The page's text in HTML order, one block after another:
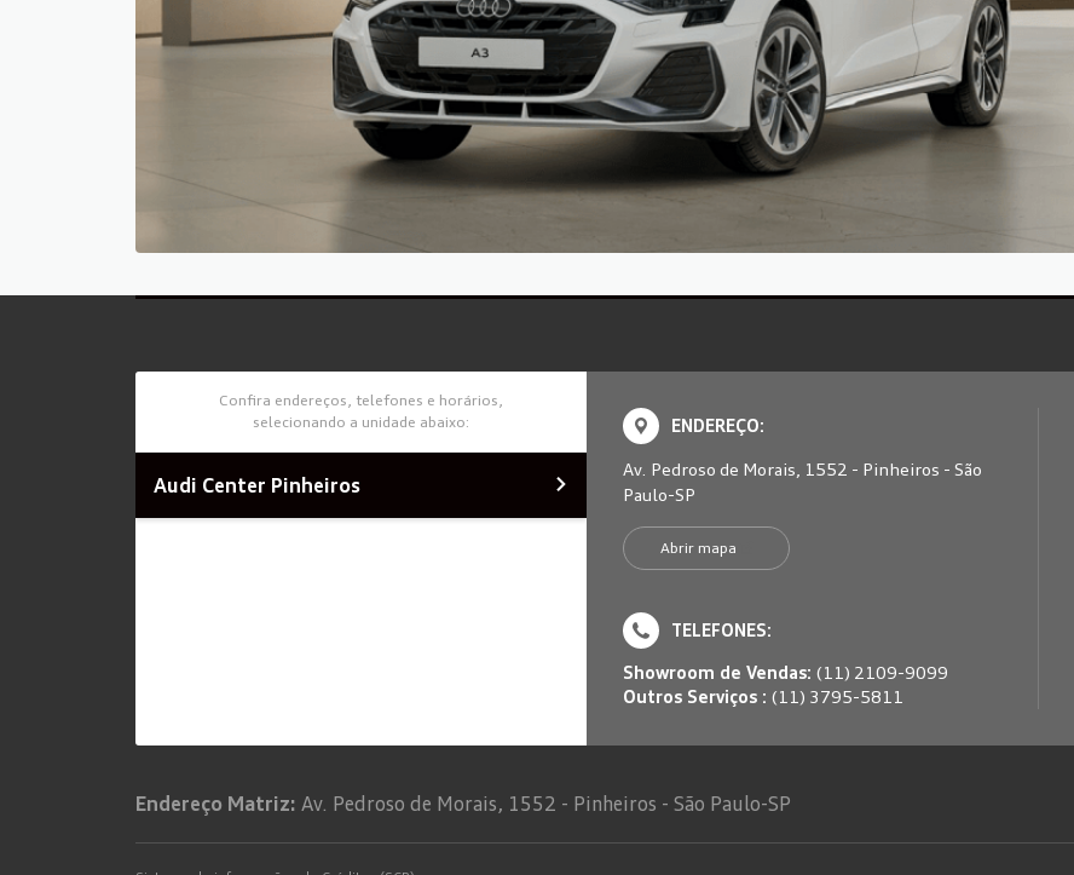
Confira endereços, telefones e horários,
selecionando a unidade abaixo:
Audi Center Pinheiros
ENDEREÇO:
Av. Pedroso de Morais, 1552 - Pinheiros - São
Paulo-SP
Abrir mapa
TELEFONES:
Showroom de Vendas:(11) 2109-9099
Outros Serviços :(11) 3795-5811
Endereço Matriz: Av. Pedroso de Morais, 1552 - Pinheiros - São Paulo-SP